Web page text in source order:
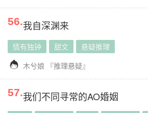
56.我自深渊来
情有独钟 甜文 悬疑推理
 木兮娘 『推理悬疑』
57.我们不同寻常的AO婚姻